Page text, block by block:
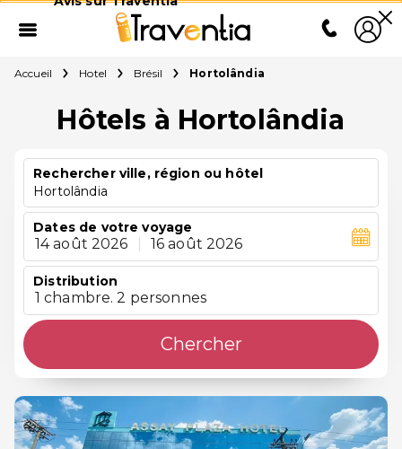
Accueil Hotel Brésil Hortolândia
Hôtels à Hortolândia
Rechercher ville, région ou hôtel
Hortolândia
Dates de votre voyage
14 août 2026 16 août 2026
Distribution
1 chambre. 2 personnes
Chercher